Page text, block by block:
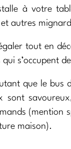
à votre
et autres
tout en
s’occupent
que le
(mention
maison).